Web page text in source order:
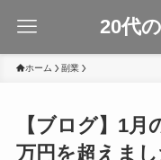
20代
ホーム 副業
【ブログ】1
万円を超えまし